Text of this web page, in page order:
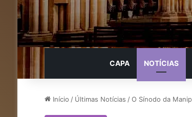
CAPA NOTÍCIAS
Início / Últimas Notícias /O Sínodo da